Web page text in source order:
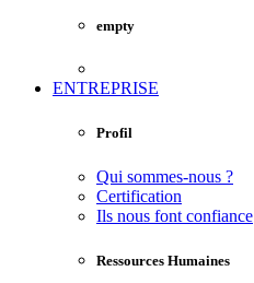
empty
ENTREPRISE
Profil
Qui sommes-nous ?
Certification
Ils nous font confiance
Ressources Humaines